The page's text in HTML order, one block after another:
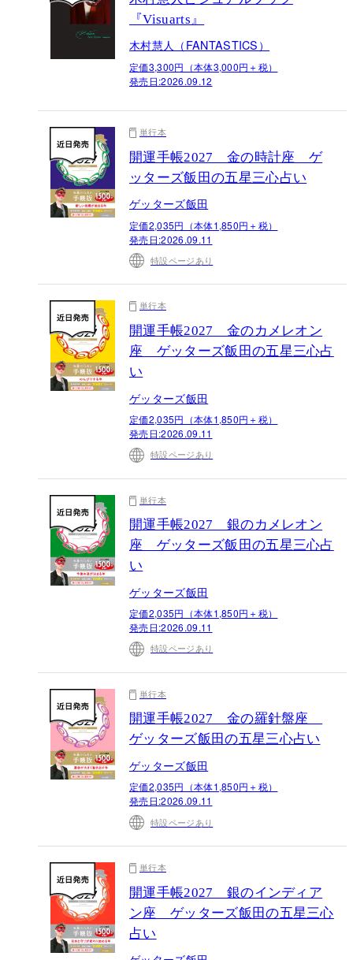
『Visuarts』
木村慧人（FANTASTICS）
定価3,300円（本体3,000円＋税）
発売日:2026.09.12
単行本
開運手帳2027 金の時計座 ゲ
ッターズ飯田の五星三心占い
ゲッターズ飯田
定価2,035円（本体1,850円＋税）
発売日:2026.09.11
特設ページあり
単行本
開運手帳2027 金のカメレオン
座 ゲッターズ飯田の五星三心占
い
ゲッターズ飯田
定価2,035円（本体1,850円＋税）
発売日:2026.09.11
特設ページあり
単行本
開運手帳2027 銀のカメレオン
座 ゲッターズ飯田の五星三心占
い
ゲッターズ飯田
定価2,035円（本体1,850円＋税）
発売日:2026.09.11
特設ページあり
単行本
開運手帳2027 金の羅針盤座
ゲッターズ飯田の五星三心占い
ゲッターズ飯田
定価2,035円（本体1,850円＋税）
発売日:2026.09.11
特設ページあり
単行本
開運手帳2027 銀のインディア
ン座 ゲッターズ飯田の五星三心
占い